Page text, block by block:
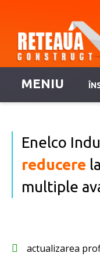
MENIU
Enelco
reducere
multiple
actualizarea